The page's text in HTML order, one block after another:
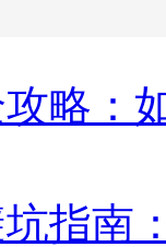
略：
指南